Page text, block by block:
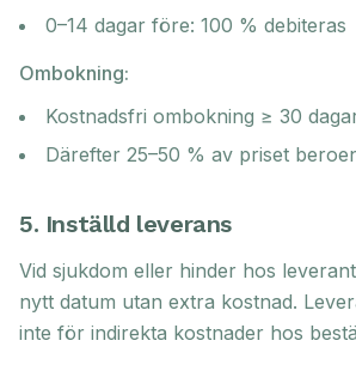
0–14 dagar före: 100 % debiteras
Ombokning:
Kostnadsfri ombokning ≥ 30
Därefter 25–50 % av priset
5. Inställd leverans
Vid sjukdom eller hinder hos
nytt datum utan extra kostnad.
inte för indirekta kostnader hos